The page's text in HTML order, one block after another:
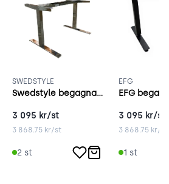
SWEDSTYLE
Swedstyle begagnat elstativ krom
3 095 kr/st
3 868.75 kr/st
2 st
EFG
3 095 kr/st
3 868.75kr/st
1 st